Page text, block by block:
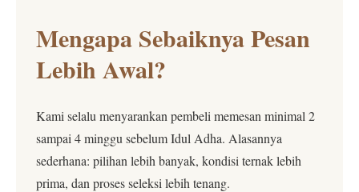
Mengapa Sebaiknya Pesan
Lebih Awal?
Kami selalu menyarankan pembeli memesan minimal 2
sampai 4 minggu sebelum Idul Adha. Alasannya
sederhana: pilihan lebih banyak, kondisi ternak lebih
prima, dan proses seleksi lebih tenang.